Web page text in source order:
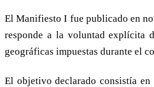
El Manifiesto I fue publicado en
responde a la voluntad explícita
geográficas impuestas durante el
El objetivo declarado consistía